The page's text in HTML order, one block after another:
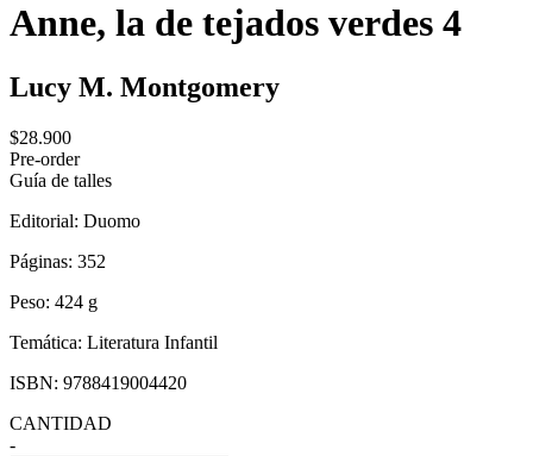
Anne, la de tejados verdes 4
Lucy M. Montgomery
$28.900
Pre-order
Guía de talles
Editorial: Duomo
Páginas: 352
Peso: 424 g
Temática: Literatura Infantil
ISBN: 9788419004420
CANTIDAD
-